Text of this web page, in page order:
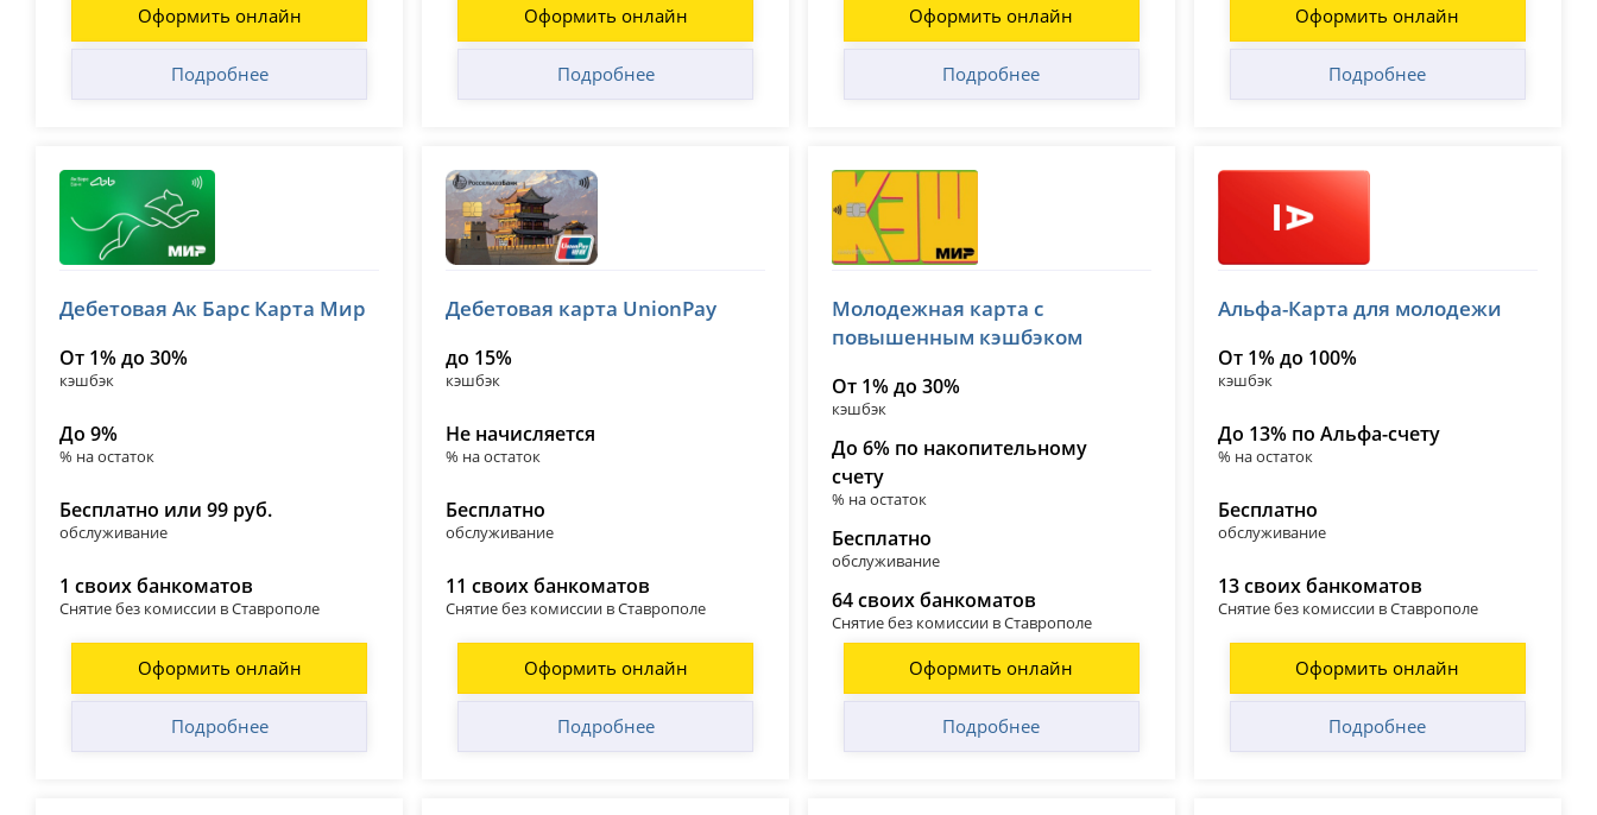
Оформить онлайн
Подробнее
Оформить онлайн
Подробнее
Оформить онлайн
Подробнее
Оформить онлайн
Подробнее
лицензия № 2590
Дебетовая Ак Барс Карта Мир
От 1% до 30%
кэшбэк
До 9%
% на остаток
Бесплатно или 99 руб.
обслуживание
1 своих банкоматов
Снятие без комиссии в Ставрополе
Оформить онлайн
Подробнее
лицензия № 3349
Дебетовая карта UnionPay
до 15%
кэшбэк
Не начисляется
% на остаток
Бесплатно
обслуживание
11 своих банкоматов
Снятие без комиссии в Ставрополе
Оформить онлайн
Подробнее
лицензия № 2673
Молодежная карта с
повышенным кэшбэком
От 1% до 30%
кэшбэк
До 6% по накопительному
счету
% на остаток
Бесплатно
обслуживание
64 своих банкоматов
Снятие без комиссии в Ставрополе
Оформить онлайн
Подробнее
лицензия № 1326
Альфа-Карта для молодежи
От 1% до 100%
кэшбэк
До 13% по Альфа-счету
% на остаток
Бесплатно
обслуживание
13 своих банкоматов
Снятие без комиссии в Ставрополе
Оформить онлайн
Подробнее